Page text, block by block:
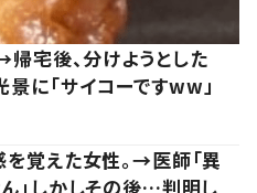
宅後、分けようとした
「サイコーですww」
覚えた女性。→医師「異
」しかしその後…判明し